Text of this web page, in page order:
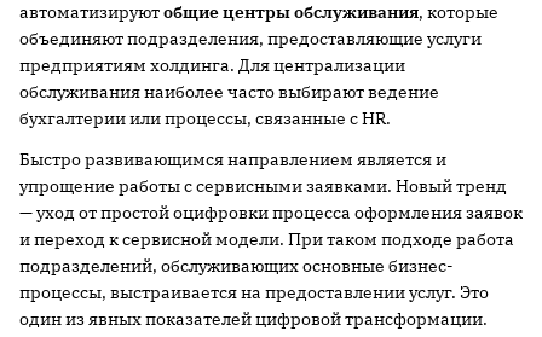
автоматизируютобщие центры обслуживания, которые
объединяют подразделения, предоставляющие услуги
предприятиям холдинга. Для централизации
обслуживания наиболее часто выбирают ведение
бухгалтерии или процессы, связанные с HR.
Быстро развивающимся направлением является и
упрощение работы с сервисными заявками. Новый тренд
— уход от простой оцифровки процесса оформления заявок
и переход к сервисной модели. При таком подходе работа
подразделений, обслуживающих основные бизнес-
процессы, выстраивается на предоставлении услуг. Это
один из явных показателей цифровой трансформации.